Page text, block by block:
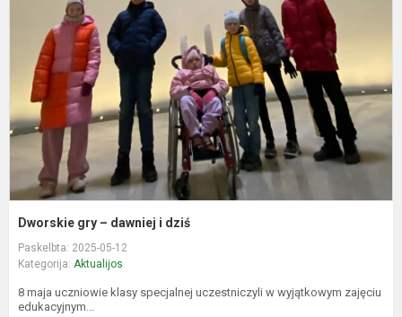
Dworskie gry – dawniej i dziś
Paskelbta: 2025-05-12
Kategorija: Aktualijos
8 maja uczniowie klasy specjalnej uczestniczyli w wyjątkowym zajęciu
edukacyjnym...